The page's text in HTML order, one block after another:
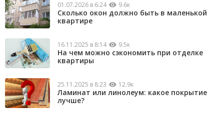
01.07.2026 в 6:24 9.6к
Сколько окон должно быть в маленькой
квартире
16.11.2025 в 8:14 9.5к
На чем можно сэкономить при отделке
квартиры
25.11.2025 в 8:23 12.9к
Ламинат или линолеум: какое покрытие
лучше?